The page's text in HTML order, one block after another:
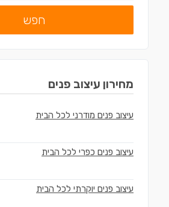
חפש
מחירון עיצוב פנים
עיצוב פנים מודרני לכל הבית
עיצוב פנים כפרי לכל הבית
עיצוב פנים יוקרתי לכל הבית